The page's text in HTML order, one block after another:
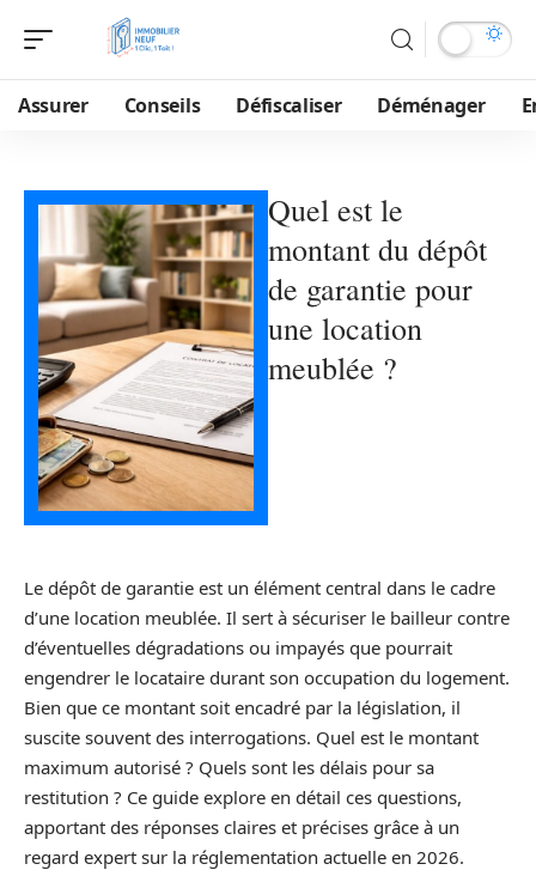
Assurer Conseils Défiscaliser Déménager
Quel est le
montant du dépôt
de garantie pour
une location
meublée ?
Le dépôt de garantie est un élément central dans le cadre
d’une location meublée. Il sert à sécuriser le bailleur contre
d’éventuelles dégradations ou impayés que pourrait
engendrer le locataire durant son occupation du logement.
Bien que ce montant soit encadré par la législation, il
suscite souvent des interrogations. Quel est le montant
maximum autorisé ? Quels sont les délais pour sa
restitution ? Ce guide explore en détail ces questions,
apportant des réponses claires et précises grâce à un
regard expert sur la réglementation actuelle en 2026.